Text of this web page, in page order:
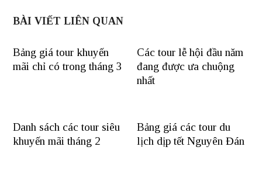
BÀI VIẾT LIÊN QUAN
Bảng giá tour khuyến
mãi chỉ có trong tháng 3
Các tour lễ hội đầu năm
đang được ưa chuộng
nhất
Danh sách các tour siêu
khuyến mãi tháng 2
Bảng giá các tour du
lịch dịp tết Nguyên Đán